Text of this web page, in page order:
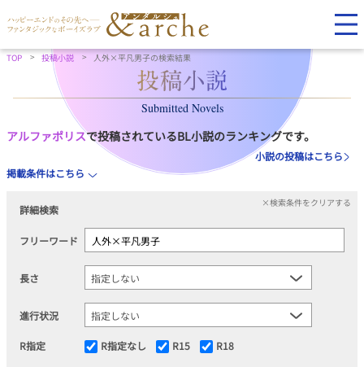
TOP 投稿小説 人外×平凡男子の検索結果
Submitted Novels
アルファポリスで投稿されているBL小説のランキングです。
小説の投稿はこちら
掲載条件はこちら
詳細検索
×検索条件をクリアする
フリーワード
長さ
進行状況
R指定 R指定なし R15 R18